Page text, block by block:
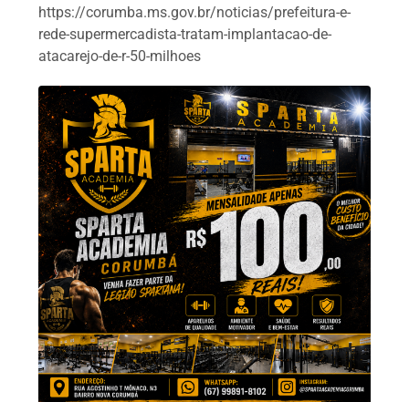
https://corumba.ms.gov.br/noticias/prefeitura-e-
rede-supermercadista-tratam-implantacao-de-
atacarejo-de-r-50-milhoes